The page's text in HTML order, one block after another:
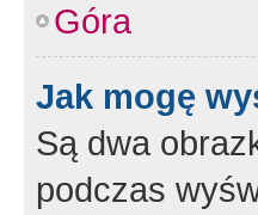
Góra
Jak mogę
Są dwa
podczas